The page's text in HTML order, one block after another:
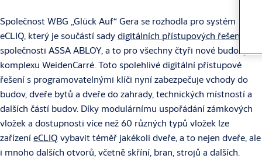
Společnost WBG „Glück Auf“ Gera se rozhodla pro systém
eCLIQ, který je součástí sadydigitálních přístupových řešení
společnosti ASSA ABLOY, a to pro všechny čtyři nové budovy v
komplexu WeidenCarré. Toto spolehlivé digitální přístupové
řešení s programovatelnými klíči nyní zabezpečuje vchody do
budov, dveře bytů a dveře do zahrady, technických místností a
dalších částí budov. Díky modulárnímu uspořádání zámkových
vložek a dostupnosti více než 60 různých typů vložek lze
zařízeníeCLIQ vybavit téměř jakékoli dveře, a to nejen dveře, ale
i mnoho dalších otvorů, včetně skříní, bran, strojů a dalších.